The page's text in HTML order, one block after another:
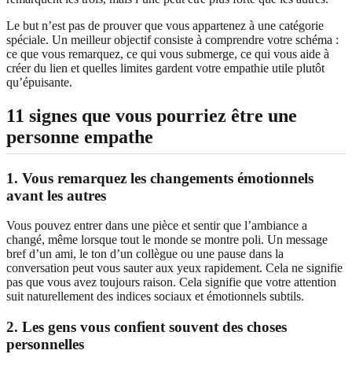
Le but n’est pas de prouver que vous appartenez à une catégorie
spéciale. Un meilleur objectif consiste à comprendre votre schéma :
ce que vous remarquez, ce qui vous submerge, ce qui vous aide à
créer du lien et quelles limites gardent votre empathie utile plutôt
qu’épuisante.
11 signes que vous pourriez être une
personne empathe
1. Vous remarquez les changements émotionnels
avant les autres
Vous pouvez entrer dans une pièce et sentir que l’ambiance a
changé, même lorsque tout le monde se montre poli. Un message
bref d’un ami, le ton d’un collègue ou une pause dans la
conversation peut vous sauter aux yeux rapidement. Cela ne signifie
pas que vous avez toujours raison. Cela signifie que votre attention
suit naturellement des indices sociaux et émotionnels subtils.
2. Les gens vous confient souvent des choses
personnelles